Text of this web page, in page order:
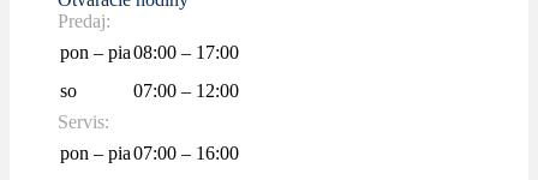
Predaj:
pon – pia08:00 – 17:00
so
07:00 – 12:00
Servis:
pon – pia07:00 – 16:00